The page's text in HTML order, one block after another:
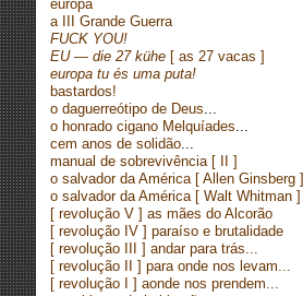
europa
a III Grande Guerra
FUCK YOU!
EU — die 27 kühe [ as 27 vacas ]
europa tu és uma puta!
bastardos!
o daguerreótipo de Deus...
o honrado cigano Melquíades...
cem anos de solidão...
manual de sobrevivência[ II ]
o salvador da América[ Allen Ginsberg ]
o salvador da América[ Walt Whitman ]
[ revolução V ] as mães do Alcorão
[ revolução IV ] paraíso e brutalidade
[ revolução III ] andar para trás...
[ revolução II ] para onde nos levam...
[ revolução I ] aonde nos prendem...